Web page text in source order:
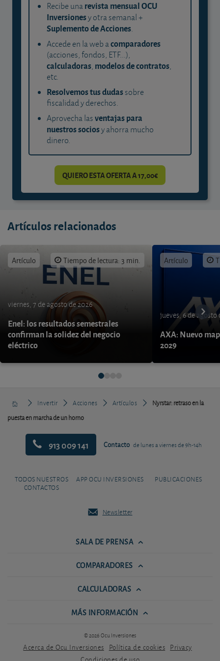
Recibe unarevista mensual OCU
Inversionesy otra semanal +
Suplemento de Acciones.
Accede en la web acomparadores
(acciones, fondos, ETF...),
calculadoras, modelos de contratos,
etc.
Resolvemos tus dudassobre
fiscalidad y derechos.
Aprovecha lasventajas para
nuestros sociosy ahorra mucho
dinero.
QUIERO ESTA OFERTA A 17,00€
Artículos relacionados
Artículo Tiempo de lectura: 3 min.
viernes, 7 de agosto de 2026
Enel: los resultados semestrales
confirman la solidez del negocio
eléctrico
Artículo
jueves, 6 de agosto
AXA: Nuevo
2029
Invertir Acciones Artículos
Nyrstar: retraso en la
puesta en marcha de un horno
913 009 141 Contacto de lunes a viernes de 9h-14h
TODOS NUESTROS
CONTACTOS
APP OCU INVERSIONES PUBLICACIONES
Newsletter
SALA DE PRENSA
COMPARADORES
CALCULADORAS
MÁS INFORMACIÓN
© 2026 Ocu Inversiones
Acerca de Ocu Inversiones Política de cookies Privacy